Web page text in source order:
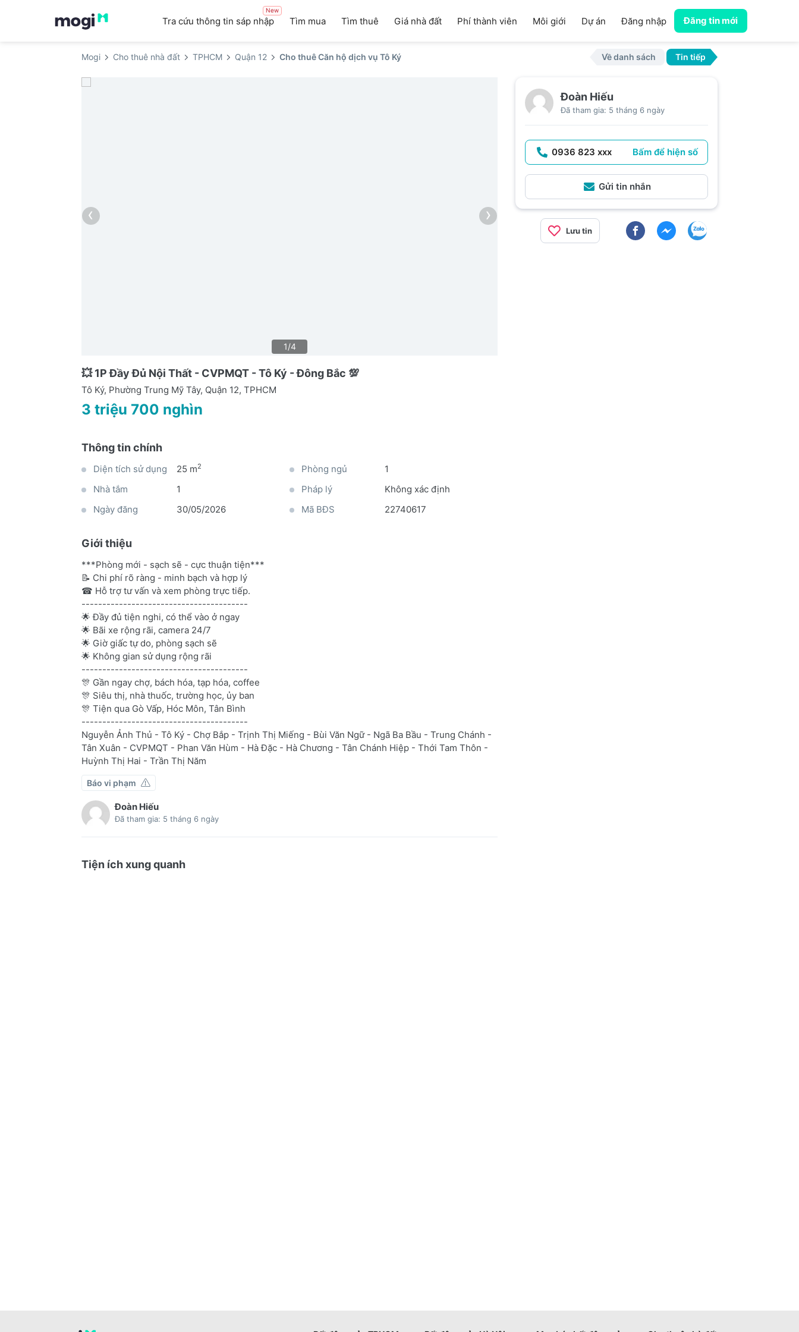
Tra cứu thông tin sáp nhập
New
Tìm mua Tìm thuê Giá nhà đất Phí thành viên Môi giới Dự án Đăng nhập Đăng tin mới
Mogi Cho thuê nhà đất TPHCM Quận 12 Cho thuê Căn hộ dịch vụ Tô Ký Về danh sách Tin tiếp
‹ ›
1/4
💥 1P Đầy Đủ Nội Thất - CVPMQT - Tô Ký - Đông Bắc 💯
Tô Ký, Phường Trung Mỹ Tây, Quận 12, TPHCM
3 triệu 700 nghìn
Thông tin chính
Diện tích sử dụng 25 m2 Phòng ngủ
1
Nhà tắm
1 Pháp lý
Không xác định
Ngày đăng
30/05/2026 Mã BĐS 22740617
Giới thiệu
***Phòng mới - sạch sẽ - cực thuận tiện***
📝 Chi phí rõ ràng - minh bạch và hợp lý
☎ Hỗ trợ tư vấn và xem phòng trực tiếp.
----------------------------------------
🌟 Đầy đủ tiện nghi, có thể vào ở ngay
🌟 Bãi xe rộng rãi, camera 24/7
🌟 Giờ giấc tự do, phòng sạch sẽ
🌟 Không gian sử dụng rộng rãi
----------------------------------------
🎊 Gần ngay chợ, bách hóa, tạp hóa, coffee
🎊 Siêu thị, nhà thuốc, trường học, ủy ban
🎊 Tiện qua Gò Vấp, Hóc Môn, Tân Bình
----------------------------------------
Nguyễn Ảnh Thủ - Tô Ký - Chợ Bắp - Trịnh Thị Miếng - Bùi Văn Ngữ - Ngã Ba Bầu - Trung Chánh -
Tân Xuân - CVPMQT - Phan Văn Hùm - Hà Đặc - Hà Chương - Tân Chánh Hiệp - Thới Tam Thôn -
Huỳnh Thị Hai - Trần Thị Năm
Báo vi phạm
Đoàn Hiếu
Đã tham gia: 5 tháng 6 ngày
Tiện ích xung quanh
Đoàn Hiếu
Đã tham gia: 5 tháng 6 ngày
0936 823 xxx Bấm để hiện số
Gửi tin nhắn
Lưu tin